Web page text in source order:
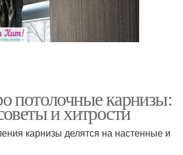
потолочные карнизы:
и хитрости
карнизы делятся на настенные и